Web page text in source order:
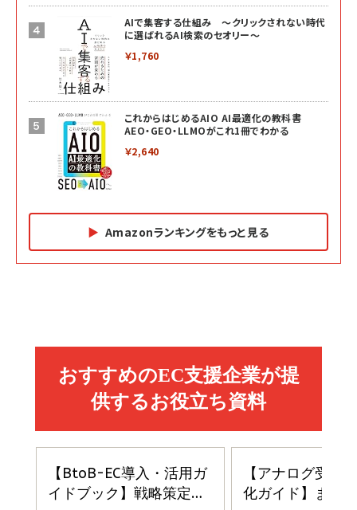
AIで集客する仕組み ～クリックされない時代
に選ばれるAI検索のセオリー～
￥1,760
これからはじめるAIO AI最適化の教科書
AEO・GEO・LLMOがこれ1冊でわかる
￥2,640
Amazonランキングをもっと見る
副業
￥1,870
小さな会社は戦略が9割
ドリルを売るには穴を売れ
￥1,815
カラダ2026／宮舘涼太]
￥880
anan(アンアン)2026/06/24号 No.2500増刊
スペシャルエディション[王道エンタメの矜持／
￥1,100
anan(アンアン)2026/07/08号 No.2502[2026
年後半、あなたの恋と運命／山田涼介]
イシューからはじめよ［改訂版］――知的生産の「シンプ
ルな本質」
￥2,200
経営メモ 16年の起業家人生で得た知見
￥2,750